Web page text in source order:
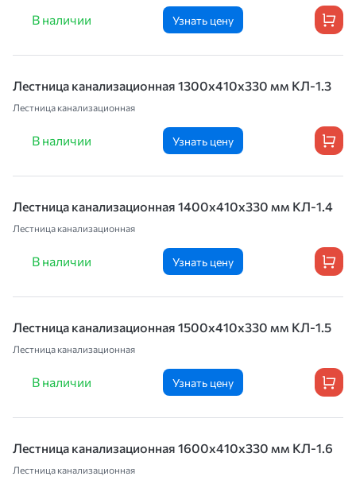
В наличии Узнать цену
Лестница канализационная 1300х410х330 мм КЛ-1.3
Лестница канализационная
В наличии Узнать цену
Лестница канализационная 1400х410х330 мм КЛ-1.4
Лестница канализационная
В наличии Узнать цену
Лестница канализационная 1500х410х330 мм КЛ-1.5
Лестница канализационная
В наличии Узнать цену
Лестница канализационная 1600х410х330 мм КЛ-1.6
Лестница канализационная